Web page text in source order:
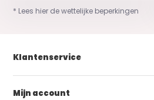
* Lees hier de wettelijke beperkingen
Klantenservice
Mijn account